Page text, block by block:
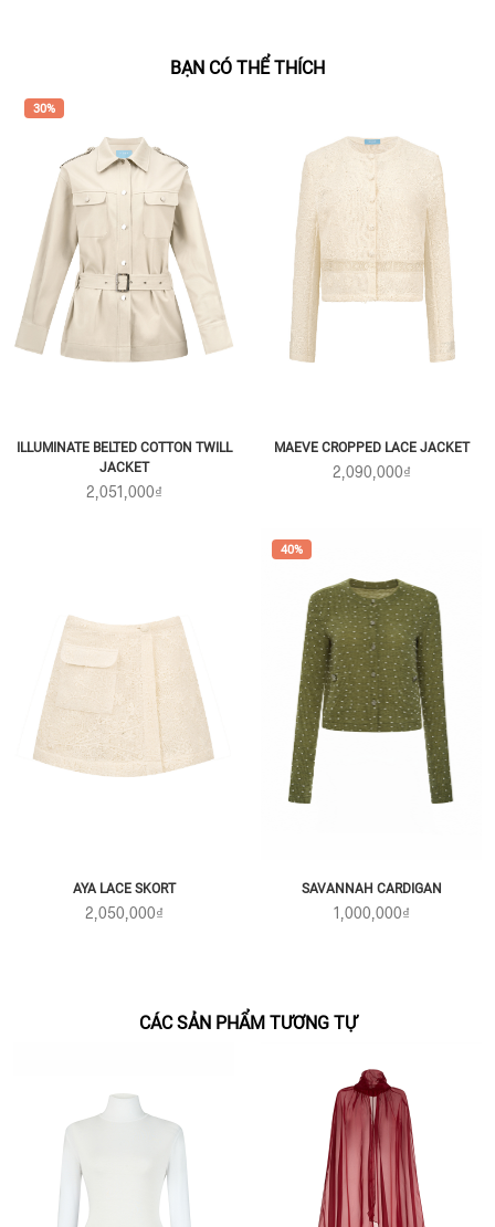
BẠN CÓ THỂ THÍCH
30%
ILLUMINATE BELTED COTTON TWILL
JACKET
2,051,000₫
MAEVE CROPPED LACE JACKET
2,090,000₫
AYA LACE SKORT
2,050,000₫
40%
SAVANNAH CARDIGAN
1,000,000₫
CÁC SẢN PHẨM TƯƠNG TỰ